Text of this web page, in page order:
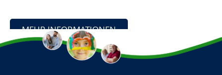
MEHR INFORMATIONEN